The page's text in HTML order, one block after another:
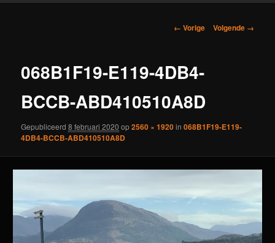
Afbeeldingsnavigatie
← Vorige Volgende →
068B1F19-E119-4DB4-
BCCB-ABD410510A8D
Gepubliceerd8 februari 2020 op2560 × 1920in068B1F19-E119-
4DB4-BCCB-ABD410510A8D